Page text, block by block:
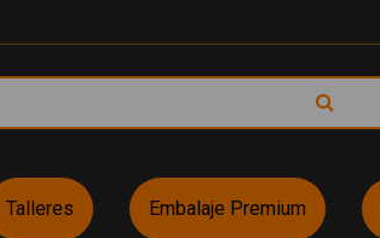
Talleres Embalaje Premium